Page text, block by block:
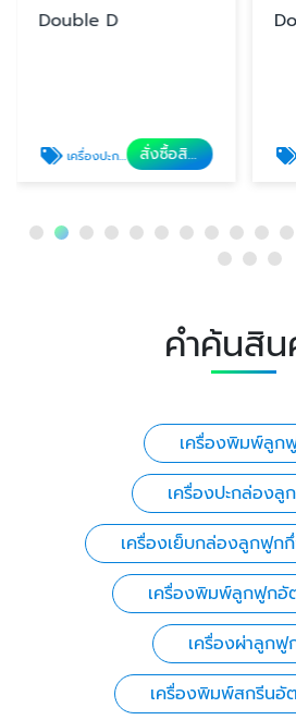
Double D
เครื่องปะกล่องลูกฟูก สั่งซื้อสินค้า
คำค้นสิน
เครื่องพิมพ์ลูก
เครื่องปะกล่องลู
เครื่องเย็บกล่องลูกฟูก
เครื่องพิมพ์ลูกฟูกอั
เครื่องผ่าลูกฟู
เครื่องพิมพ์สกรีนอั